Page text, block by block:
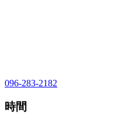
096-283-2182
時間